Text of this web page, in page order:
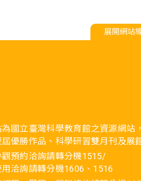
展開網站
國立臺灣科學教育館之資源網站
優勝作品、科學研習雙月刊及展
觀預約洽詢請轉分機1515/
洽詢請轉分機1606、1516